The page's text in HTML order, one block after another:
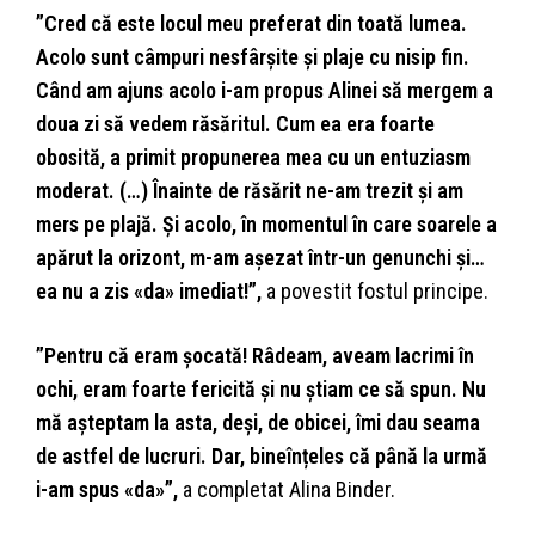
”Cred că este locul meu preferat din toată lumea.
Acolo sunt câmpuri nesfârșite și plaje cu nisip fin.
Când am ajuns acolo i-am propus Alinei să mergem a
doua zi să vedem răsăritul. Cum ea era foarte
obosită, a primit propunerea mea cu un entuziasm
moderat. (…) Înainte de răsărit ne-am trezit și am
mers pe plajă. Și acolo, în momentul în care soarele a
apărut la orizont, m-am așezat într-un genunchi și…
ea nu a zis «da» imediat!”, a povestit fostul principe.
”Pentru că eram șocată! Râdeam, aveam lacrimi în
ochi, eram foarte fericită și nu știam ce să spun. Nu
mă așteptam la asta, deși, de obicei, îmi dau seama
de astfel de lucruri. Dar, bineînțeles că până la urmă
i-am spus «da»”, a completat Alina Binder.